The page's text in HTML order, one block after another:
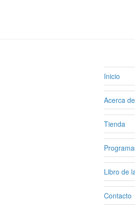
Inicio
Acerca de
Tienda
Libro de
Contacto